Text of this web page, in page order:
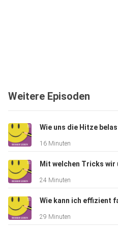
Weitere Episoden
16 Minuten
24 Minuten
Wie kann ich effizient
29 Minuten